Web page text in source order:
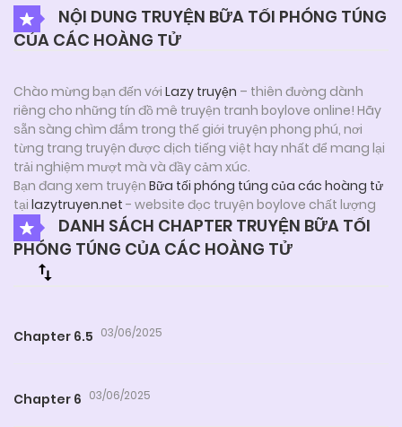
NỘI DUNG TRUYỆN BỮA TỐI PHÓNG TÚNG
CỦA CÁC HOÀNG TỬ
Chào mừng bạn đến với Lazy truyện – thiên đường dành
riêng cho những tín đồ mê truyện tranh boylove online! Hãy
sẵn sàng chìm đắm trong thế giới truyện phong phú, nơi
từng trang truyện được dịch tiếng việt hay nhất để mang lại
trải nghiệm mượt mà và đầy cảm xúc.
Bạn đang xem truyện Bữa tối phóng túng của các hoàng tử
tại lazytruyen.net - website đọc truyện boylove chất lượng
DANH SÁCH CHAPTER TRUYỆN BỮA TỐI
PHÓNG TÚNG CỦA CÁC HOÀNG TỬ
Chapter 6.5 03/06/2025
Chapter 6 03/06/2025